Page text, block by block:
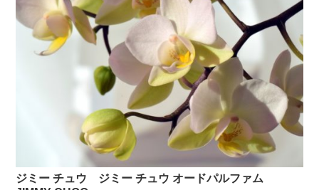
ジミー チュウ ジミー チュウ オードパルファム